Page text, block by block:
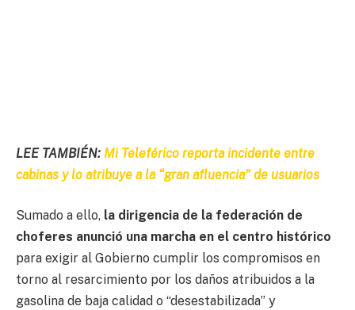
LEE TAMBIÉN: Mi Teleférico reporta incidente entre
cabinas y lo atribuye a la “gran afluencia” de usuarios
Sumado a ello, la dirigencia de la federación de
choferes anunció una marcha en el centro histórico
para exigir al Gobierno cumplir los compromisos en
torno al resarcimiento por los daños atribuidos a la
gasolina de baja calidad o “desestabilizada” y